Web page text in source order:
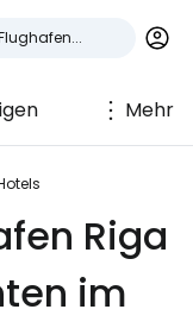
Mehr
Riga
im